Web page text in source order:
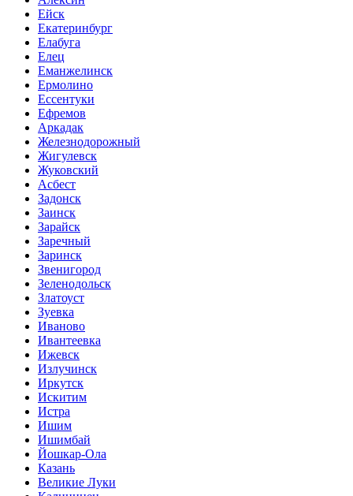
Ейск
Екатеринбург
Елабуга
Елец
Еманжелинск
Ермолино
Ессентуки
Ефремов
Аркадак
Железнодорожный
Жигулевск
Жуковский
Асбест
Задонск
Заинск
Зарайск
Заречный
Заринск
Звенигород
Зеленодольск
Златоуст
Зуевка
Иваново
Ивантеевка
Ижевск
Излучинск
Иркутск
Искитим
Истра
Ишим
Ишимбай
Йошкар-Ола
Казань
Великие Луки